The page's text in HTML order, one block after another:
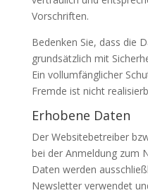
Vorschriften.
Bedenken Sie, dass die
grundsätzlich mit
Ein vollumfänglicher
Fremde ist nicht
Erhobene Daten
Der Websitebetreiber
bei der Anmeldung zum
Daten werden
Newsletter verwendet